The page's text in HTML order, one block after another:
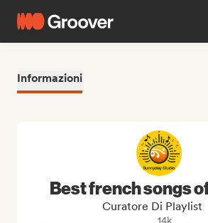
Informazioni
Best french songs
Curatore Di Playlist
14k